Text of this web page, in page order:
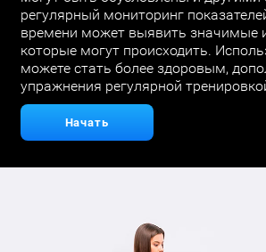
регулярный мониторинг
времени может выявить значимые
которые могут происходить.
можете стать более здоровым,
упражнения регулярной
Начать